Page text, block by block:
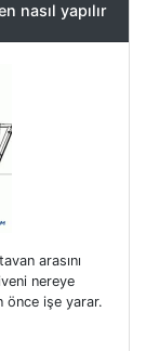
nasıl yapılır
arasını
nereye
önce işe yarar.